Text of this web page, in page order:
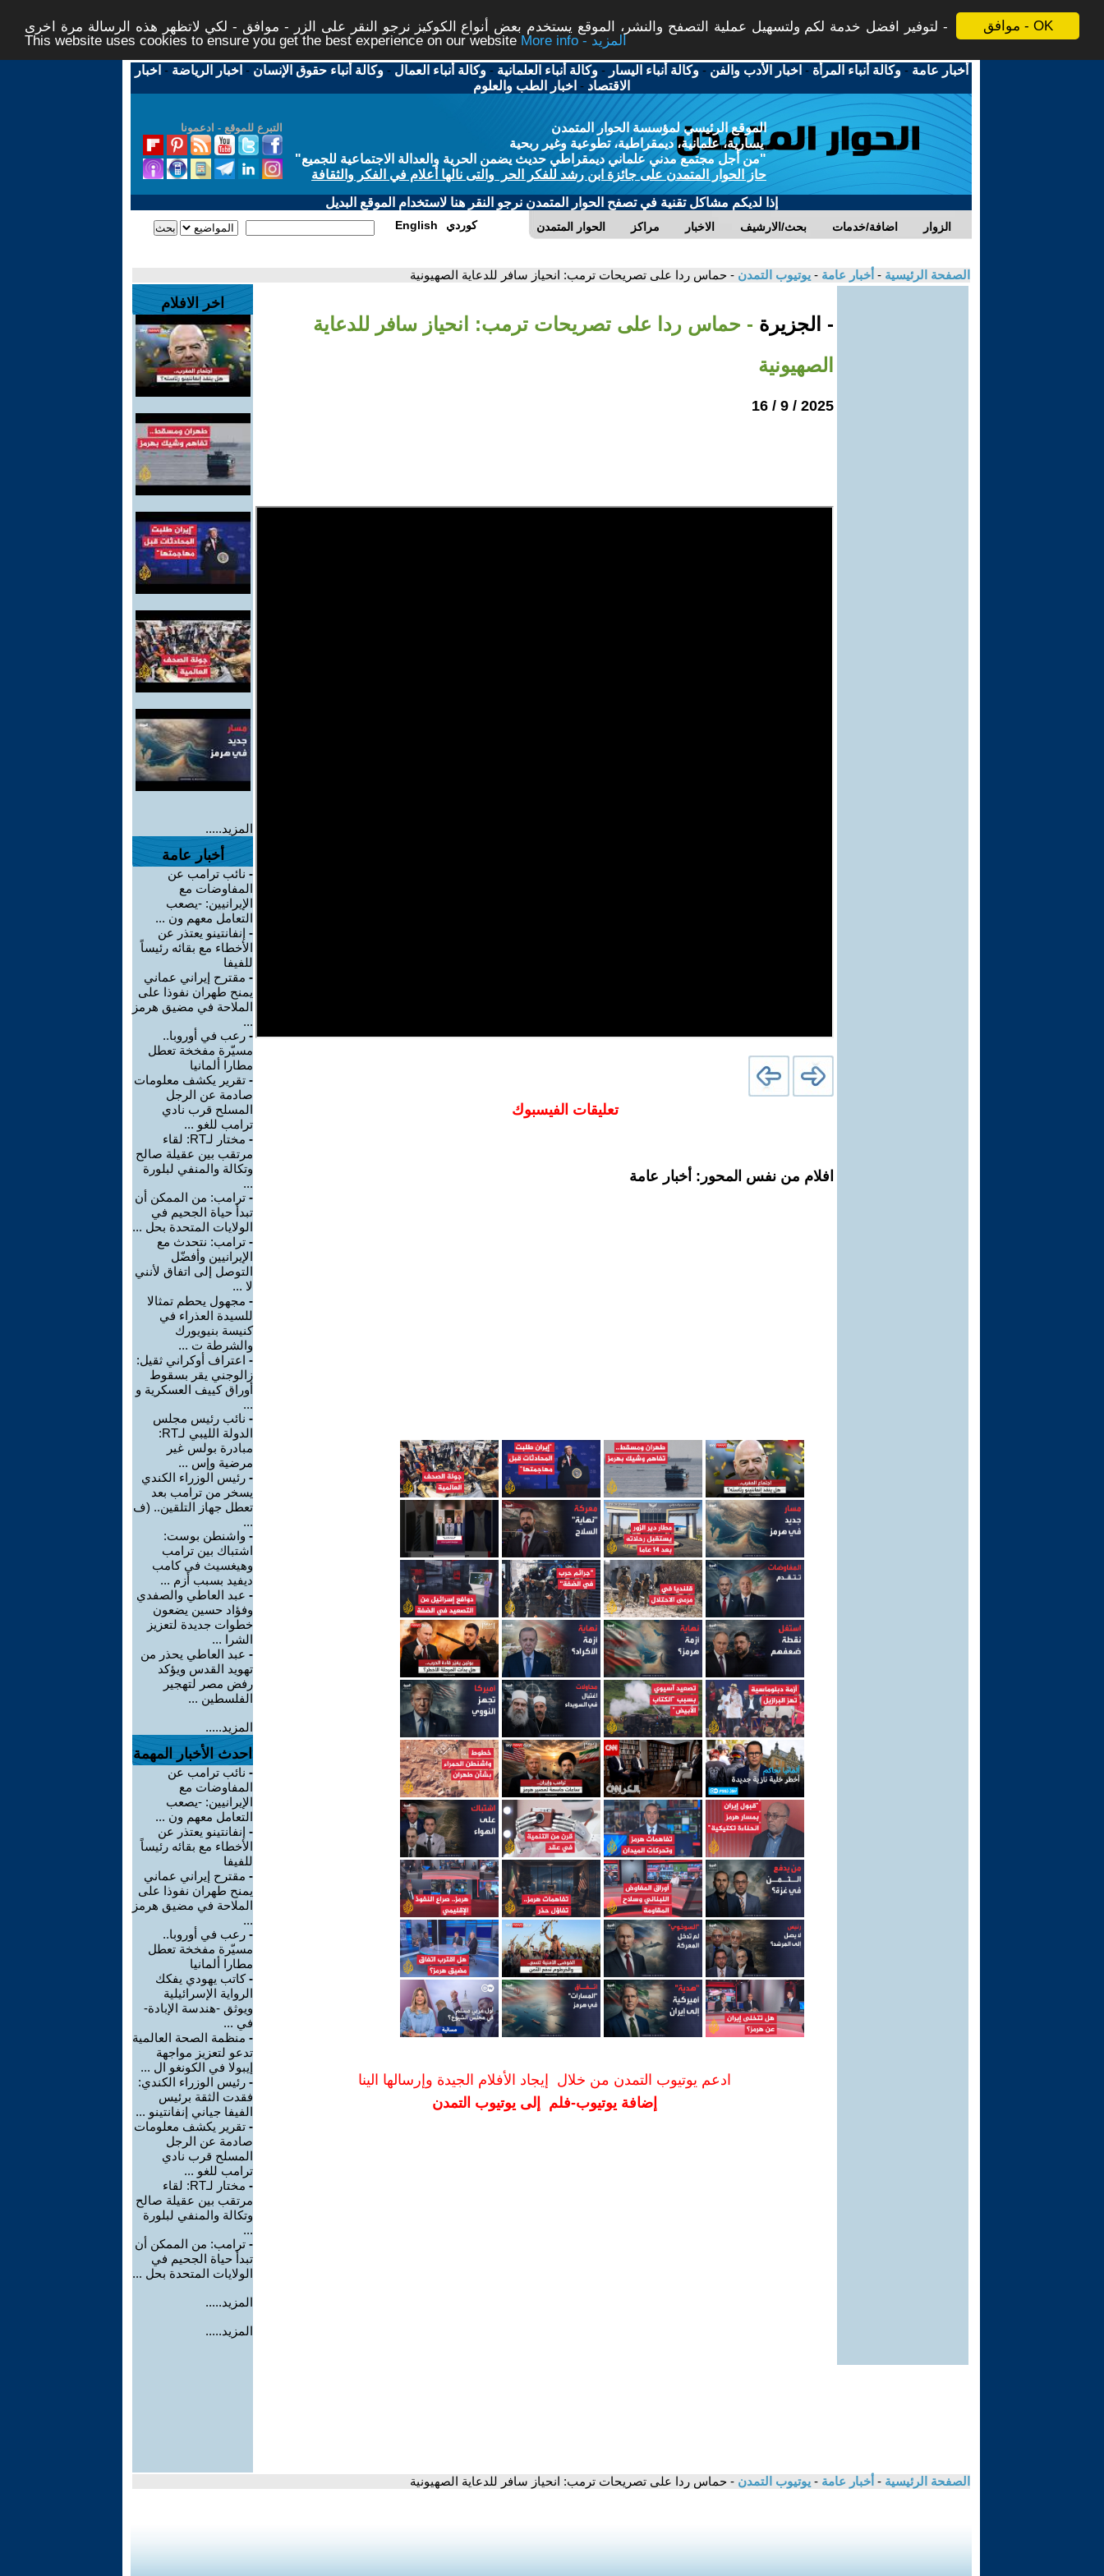
موافق - OK
لتوفير افضل خدمة لكم ولتسهيل عملية التصفح والنشر، الموقع يستخدم بعض أنواع الكوكيز نرجو النقر على الزر - موافق - لكي لاتظهر هذه الرسالة مرة اخرى -
This website uses cookies to ensure you get the best experience on our website
More info - المزيد
أخبار عامة -وكالة أنباء المرأة - اخبار الأدب والفن -وكالة أنباء اليسار -وكالة أنباء العلمانية -وكالة أنباء العمال -وكالة أنباء حقوق الإنسان - اخبار الرياضة - اخبار
الاقتصاد - اخبار الطب والعلوم
التبرع للموقع - ادعمونا
الموقع الرئيسي لمؤسسة الحوار المتمدن
يسارية، علمانية، ديمقراطية، تطوعية وغير ربحية
"من أجل مجتمع مدني علماني ديمقراطي حديث يضمن الحرية والعدالة الاجتماعية للجميع"
حاز الحوار المتمدن على جائزة ابن رشد للفكر الحر والتى نالها أعلام في الفكر والثقافة
إذا لديكم مشاكل تقنية في تصفح الحوار المتمدن نرجو النقر هنا لاستخدام الموقع البديل
الحوار المتمدن مراكز الاخبار بحث/الارشيف اضافة/خدمات الزوار English كوردي
الصفحة الرئيسية - أخبار عامة - يوتيوب التمدن - حماس ردا على تصريحات ترمب: انحياز سافر للدعاية الصهيونية
- الجزيرة - حماس ردا على تصريحات ترمب: انحياز سافر للدعاية
الصهيونية
2025 / 9 / 16
تعليقات الفيسبوك
افلام من نفس المحور: أخبار عامة
ادعم يوتيوب التمدن من خلال إيجاد الأفلام الجيدة وإرسالها الينا
إضافة يوتيوب-فلم إلى يوتيوب التمدن
اخر الافلام
المزيد.....
أخبار عامة
- نائب ترامب عن
المفاوضات مع
الإيرانيين: -يصعب
التعامل معهم ون ...
- إنفانتينو يعتذر عن
الأخطاء مع بقائه رئيساً
للفيفا
- مقترح إيراني عماني
يمنح طهران نفوذا على
الملاحة في مضيق هرمز
...
- رعب في أوروبا..
مسيّرة مفخخة تعطل
مطارا ألمانيا
- تقرير يكشف معلومات
صادمة عن الرجل
المسلح قرب نادي
ترامب للغو ...
-
مختار لـRT: لقاء
مرتقب بين عقيلة صالح
وتكالة والمنفي لبلورة
...
- ترامب: من الممكن أن
تبدأ حياة الجحيم في
الولايات المتحدة بحل ...
- ترامب: نتحدث مع
الإيرانيين وأفضّل
التوصل إلى اتفاق لأنني
لا ...
- مجهول يحطم تمثالا
للسيدة العذراء في
كنيسة بنيويورك
والشرطة ت ...
- اعتراف أوكراني ثقيل:
زالوجني يقر بسقوط
أوراق كييف العسكرية و
...
- نائب رئيس مجلس
الدولة الليبي لـRT:
مبادرة بولس غير
مرضية وإس ...
- رئيس الوزراء الكندي
يسخر من ترامب بعد
تعطل جهاز التلقين.. (ف
...
- واشنطن بوست:
اشتباك بين ترامب
وهيغسيث في كامب
ديفيد بسبب أزم ...
- عبد العاطي والصفدي
وفؤاد حسين يضعون
خطوات جديدة لتعزيز
الشرا ...
- عبد العاطي يحذر من
تهويد القدس ويؤكد
رفض مصر لتهجير
الفلسطين ...
المزيد.....
احدث الأخبار المهمة
- نائب ترامب عن
المفاوضات مع
الإيرانيين: -يصعب
التعامل معهم ون ...
- إنفانتينو يعتذر عن
الأخطاء مع بقائه رئيساً
للفيفا
- مقترح إيراني عماني
يمنح طهران نفوذا على
الملاحة في مضيق هرمز
...
- رعب في أوروبا..
مسيّرة مفخخة تعطل
مطارا ألمانيا
-كاتب يهودي يفكك
الرواية الإسرائيلية
ويوثق -هندسة الإبادة-
في ...
- منظمة الصحة العالمية
تدعو لتعزيز مواجهة
إيبولا في الكونغو ال ...
- رئيس الوزراء الكندي:
فقدت الثقة برئيس
الفيفا جياني إنفانتينو ...
- تقرير يكشف معلومات
صادمة عن الرجل
المسلح قرب نادي
ترامب للغو ...
-
مختار لـRT: لقاء
مرتقب بين عقيلة صالح
وتكالة والمنفي لبلورة
...
- ترامب: من الممكن أن
تبدأ حياة الجحيم في
الولايات المتحدة بحل ...
المزيد.....
المزيد.....
الصفحة الرئيسية - أخبار عامة - يوتيوب التمدن - حماس ردا على تصريحات ترمب: انحياز سافر للدعاية الصهيونية